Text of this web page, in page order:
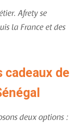
Afrety se
la France et des
cadeaux de
deux options :